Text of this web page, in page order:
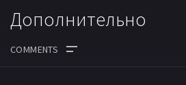
Дополнительно